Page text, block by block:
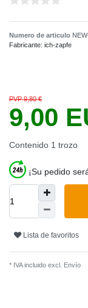
Numero de articulo
Fabricante: ich-zapfe
PVP 9,80 €
9,00
Contenido 1 trozo
¡Su pedido
Lista de favoritos
* IVA incluido excl. Envío